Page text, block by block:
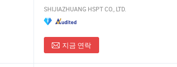
SHIJIAZHUANG HSPT CO., LTD.
지금 연락